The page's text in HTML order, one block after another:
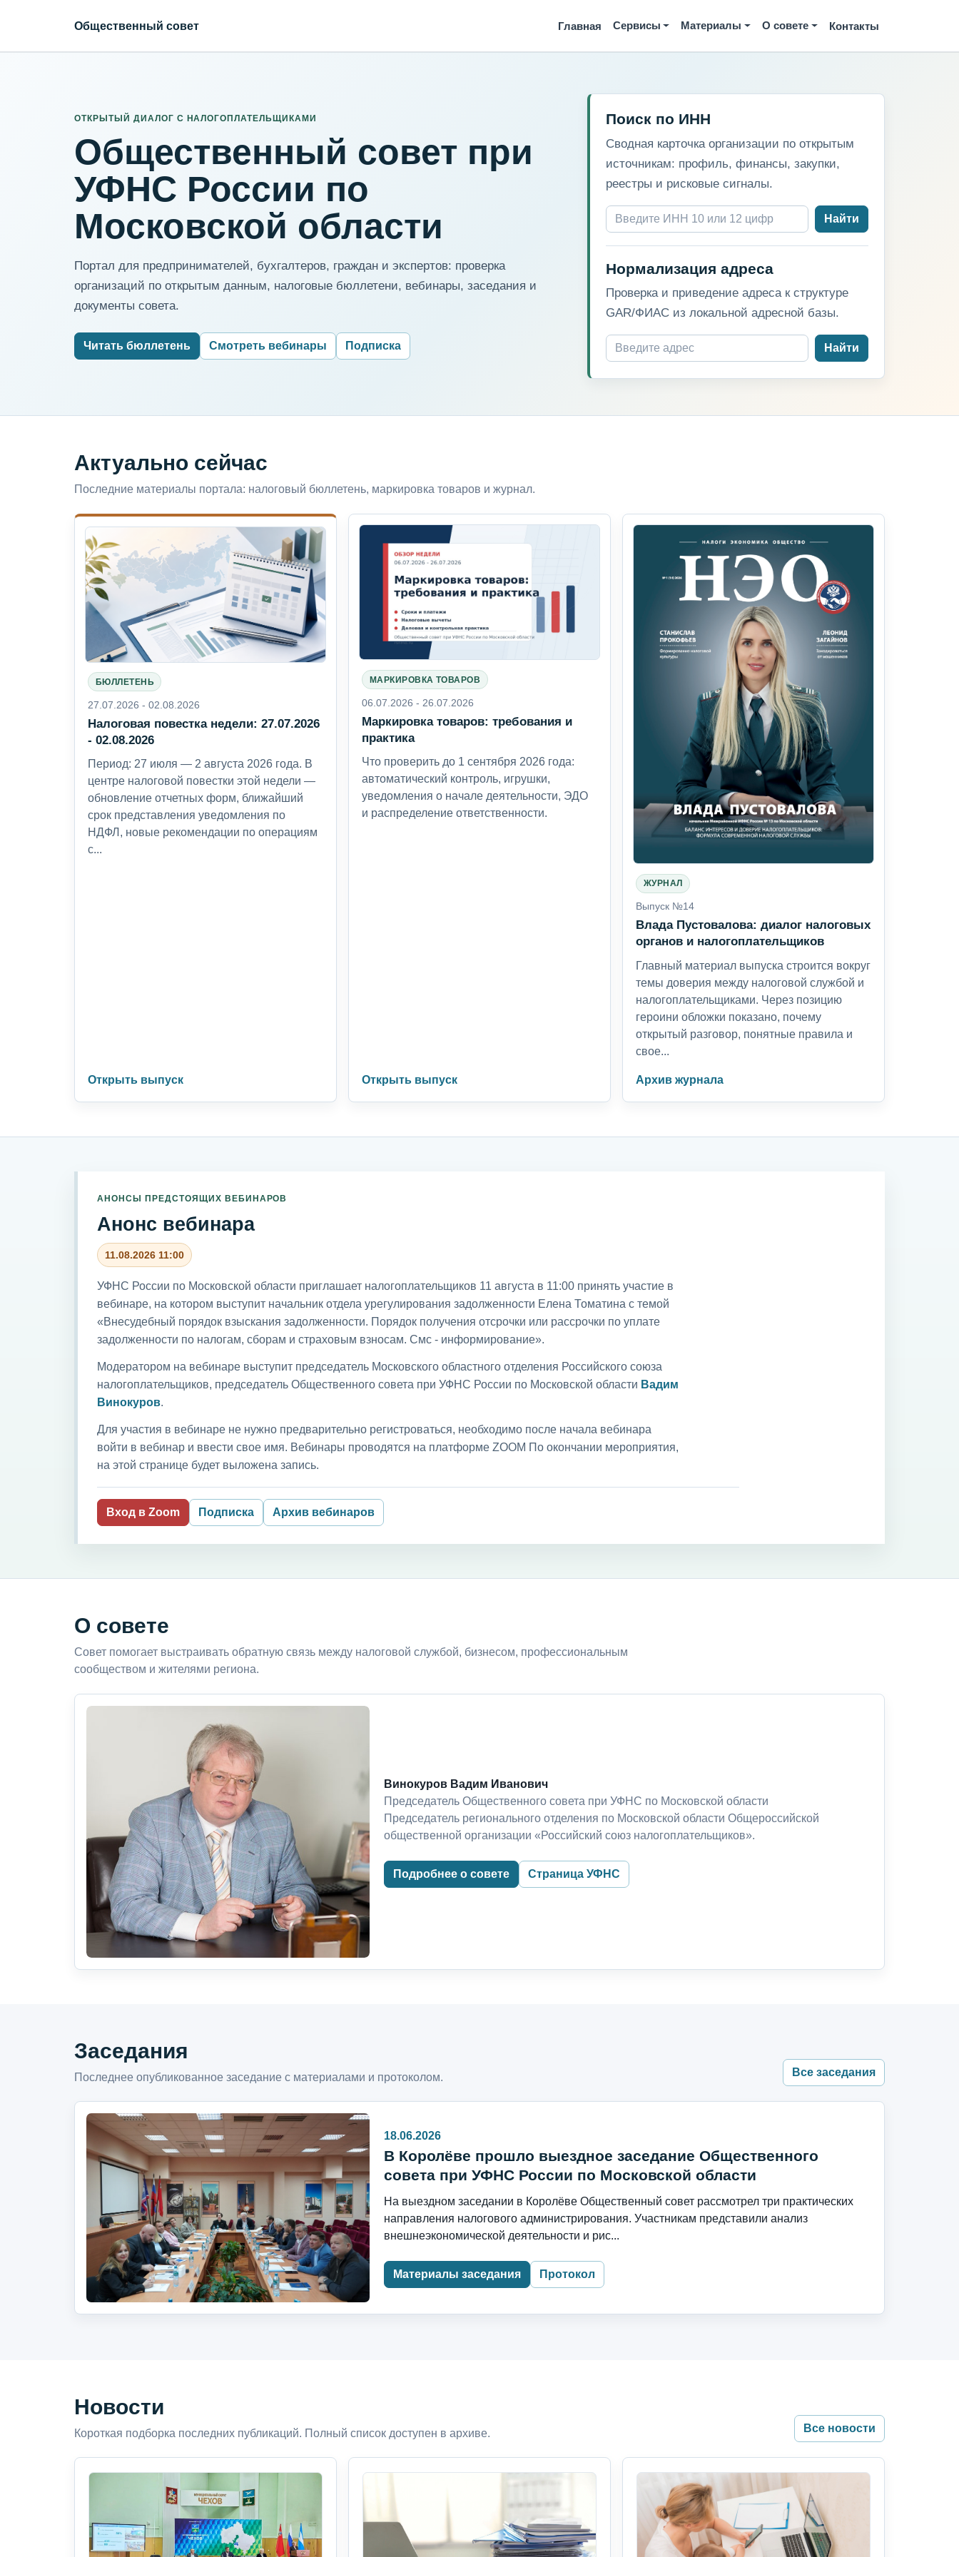
Общественный совет Главная Сервисы Материалы О совете Контакты
ОТКРЫТЫЙ ДИАЛОГ С НАЛОГОПЛАТЕЛЬЩИКАМИ
Общественный совет при
УФНС России по
Московской области
Портал для предпринимателей, бухгалтеров, граждан и экспертов: проверка
организаций по открытым данным, налоговые бюллетени, вебинары, заседания и
документы совета.
Читать бюллетень Смотреть вебинары Подписка
Поиск по ИНН
Сводная карточка организации по открытым
источникам: профиль, финансы, закупки,
реестры и рисковые сигналы.
Найти
Нормализация адреса
Проверка и приведение адреса к структуре
GAR/ФИАС из локальной адресной базы.
Найти
Актуально сейчас
Последние материалы портала: налоговый бюллетень, маркировка товаров и журнал.
БЮЛЛЕТЕНЬ
27.07.2026 - 02.08.2026
Налоговая повестка недели: 27.07.2026
- 02.08.2026
Период: 27 июля — 2 августа 2026 года. В
центре налоговой повестки этой недели —
обновление отчетных форм, ближайший
срок представления уведомления по
НДФЛ, новые рекомендации по операциям
с...
Открыть выпуск
МАРКИРОВКА ТОВАРОВ
06.07.2026 - 26.07.2026
Маркировка товаров: требования и
практика
Что проверить до 1 сентября 2026 года:
автоматический контроль, игрушки,
уведомления о начале деятельности, ЭДО
и распределение ответственности.
Открыть выпуск
ЖУРНАЛ
Выпуск №14
Влада Пустовалова: диалог налоговых
органов и налогоплательщиков
Главный материал выпуска строится вокруг
темы доверия между налоговой службой и
налогоплательщиками. Через позицию
героини обложки показано, почему
открытый разговор, понятные правила и
свое...
Архив журнала
АНОНСЫ ПРЕДСТОЯЩИХ ВЕБИНАРОВ
Анонс вебинара
11.08.2026 11:00
УФНС России по Московской области приглашает налогоплательщиков 11 августа в 11:00 принять участие в
вебинаре, на котором выступит начальник отдела урегулирования задолженности Елена Томатина с темой
«Внесудебный порядок взыскания задолженности. Порядок получения отсрочки или рассрочки по уплате
задолженности по налогам, сборам и страховым взносам. Смс - информирование».
Модератором на вебинаре выступит председатель Московского областного отделения Российского союза
налогоплательщиков, председатель Общественного совета при УФНС России по Московской области Вадим
Винокуров.
Для участия в вебинаре не нужно предварительно регистроваться, необходимо после начала вебинара
войти в вебинар и ввести свое имя. Вебинары проводятся на платформе ZOOM По окончании мероприятия,
на этой странице будет выложена запись.
Вход в Zoom Подписка Архив вебинаров
О совете
Совет помогает выстраивать обратную связь между налоговой службой, бизнесом, профессиональным
сообществом и жителями региона.
Винокуров Вадим Иванович
Председатель Общественного совета при УФНС по Московской области
Председатель регионального отделения по Московской области Общероссийской
общественной организации «Российский союз налогоплательщиков».
Подробнее о совете Страница УФНС
Заседания
Последнее опубликованное заседание с материалами и протоколом. Все заседания
18.06.2026
В Королёве прошло выездное заседание Общественного
совета при УФНС России по Московской области
На выездном заседании в Королёве Общественный совет рассмотрел три практических
направления налогового администрирования. Участникам представили анализ
внешнеэкономической деятельности и рис...
Материалы заседания Протокол
Новости
Короткая подборка последних публикаций. Полный список доступен в архиве. Все новости